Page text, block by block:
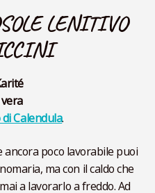
LENITIVO
vera
Calendula.
poco lavorabile puoi
ma con il caldo che
a lavorarlo a freddo. Ad